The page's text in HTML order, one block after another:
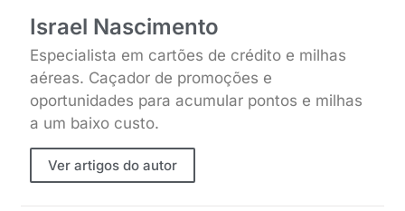
Israel Nascimento
Especialista em cartões de crédito e milhas
aéreas. Caçador de promoções e
oportunidades para acumular pontos e milhas
a um baixo custo.
Ver artigos do autor